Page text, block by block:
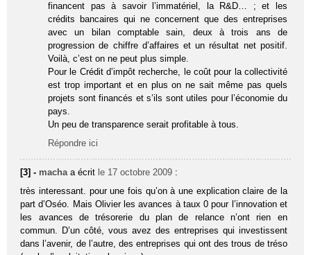
financent pas à savoir l’immatériel, la R&D… ; et les
crédits bancaires qui ne concernent que des entreprises
avec un bilan comptable sain, deux à trois ans de
progression de chiffre d’affaires et un résultat net positif.
Voilà, c’est on ne peut plus simple.
Pour le Crédit d’impôt recherche, le coût pour la collectivité
est trop important et en plus on ne sait même pas quels
projets sont financés et s’ils sont utiles pour l’économie du
pays.
Un peu de transparence serait profitable à tous.
Répondre ici
[3] - macha a écrit le 17 octobre 2009 :
très interessant. pour une fois qu’on à une explication claire de la
part d’Oséo. Mais Olivier les avances à taux 0 pour l’innovation et
les avances de trésorerie du plan de relance n’ont rien en
commun. D’un côté, vous avez des entreprises qui investissent
dans l’avenir, de l’autre, des entreprises qui ont des trous de tréso